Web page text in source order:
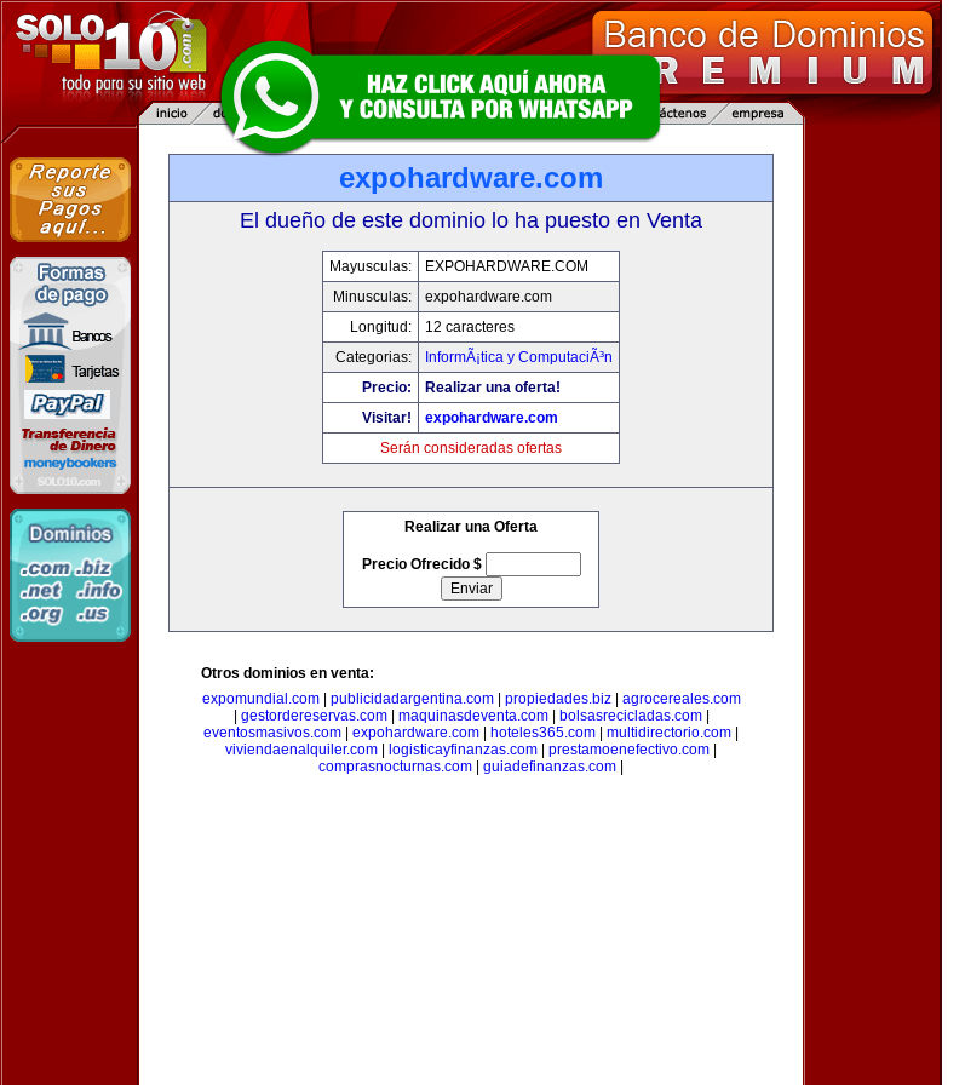
expohardware.com
El dueño de este dominio lo ha puesto en Venta
Mayusculas:
EXPOHARDWARE.COM
Minusculas:
expohardware.com
Longitud:
12 caracteres
Categorias:
InformÃ¡tica y ComputaciÃ³n
Precio:
Realizar una oferta!
Visitar!
expohardware.com
Serán consideradas ofertas
Realizar una Oferta
Precio Ofrecido $
Otros dominios en venta:
expomundial.com| publicidadargentina.com| propiedades.biz| agrocereales.com
gestordereservas.com| maquinasdeventa.com| bolsasrecicladas.com|
eventosmasivos.com
expohardware.com hoteles365.com multidirectorio.com
viviendaenalquiler.com
logisticayfinanzas.com prestamoenefectivo.com
comprasnocturnas.com
guiadefinanzas.com